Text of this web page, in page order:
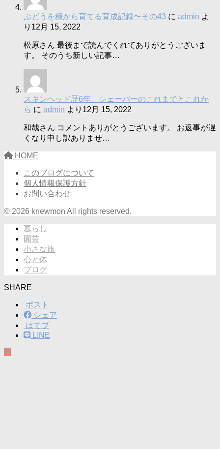
ぶどうを種から育てる育成記録〜その43 に admin よ
り 12月 15, 2022
松原さん 最後まで読んでくれてありがとうございま
す。 そのうち新しい記事…
スキンヘッド歴6年、シェーバーのこれまでとこれか
ら に admin より 12月 15, 2022
和哉さん コメントありがとうございます。 お返事が遅
くなり申し訳ありませ…
HOME
このブログについて
個人情報保護方針
お問い合わせ
© 2026 knewmon All rights reserved.
暮らし
園芸
小さな旅
心と体
ブログ
SHARE
ポスト
シェア
はてブ
LINE